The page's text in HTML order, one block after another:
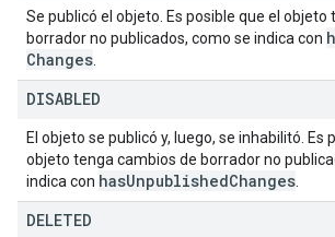
Se publicó el objeto. Es posible que el objeto
borrador no publicados, como se indica con
Changes
DISABLED
El objeto se publicó y, luego, se inhabilitó. Es
objeto tenga cambios de borrador no
indica con hasUnpublishedChanges
DELETED